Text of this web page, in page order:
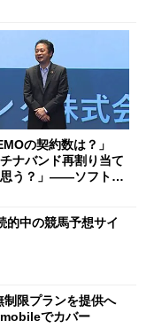
の契約数は？」
チナバンド再割り当て
思う？」――ソフトバ
的中の競馬予想サイ
制限プランを提供へ
でカバー